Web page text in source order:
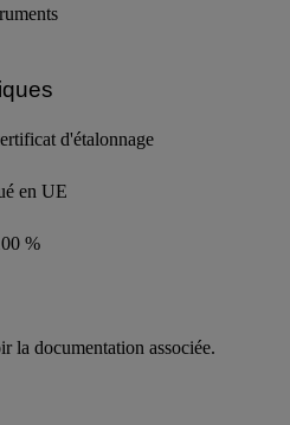
d'étalonnage
en UE
%
la documentation associée.